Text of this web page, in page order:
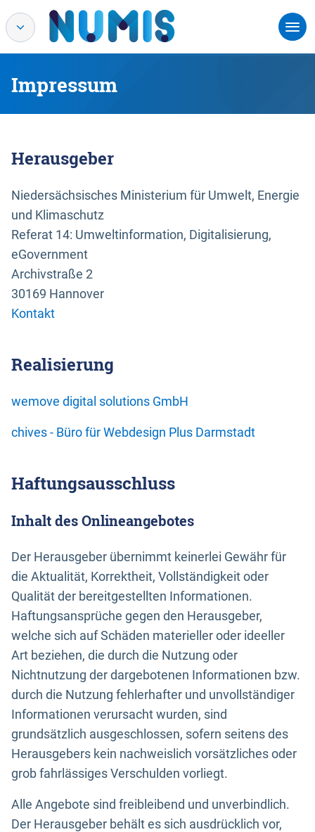
Impressum
Herausgeber
Niedersächsisches Ministerium für Umwelt, Energie
und Klimaschutz
Referat 14: Umweltinformation, Digitalisierung,
eGovernment
Archivstraße 2
30169 Hannover
Kontakt
Realisierung
wemove digital solutions GmbH
chives - Büro für Webdesign Plus Darmstadt
Haftungsausschluss
Inhalt des Onlineangebotes
Der Herausgeber übernimmt keinerlei Gewähr für
die Aktualität, Korrektheit, Vollständigkeit oder
Qualität der bereitgestellten Informationen.
Haftungsansprüche gegen den Herausgeber,
welche sich auf Schäden materieller oder ideeller
Art beziehen, die durch die Nutzung oder
Nichtnutzung der dargebotenen Informationen bzw.
durch die Nutzung fehlerhafter und unvollständiger
Informationen verursacht wurden, sind
grundsätzlich ausgeschlossen, sofern seitens des
Herausgebers kein nachweislich vorsätzliches oder
grob fahrlässiges Verschulden vorliegt.
Alle Angebote sind freibleibend und unverbindlich.
Der Herausgeber behält es sich ausdrücklich vor,